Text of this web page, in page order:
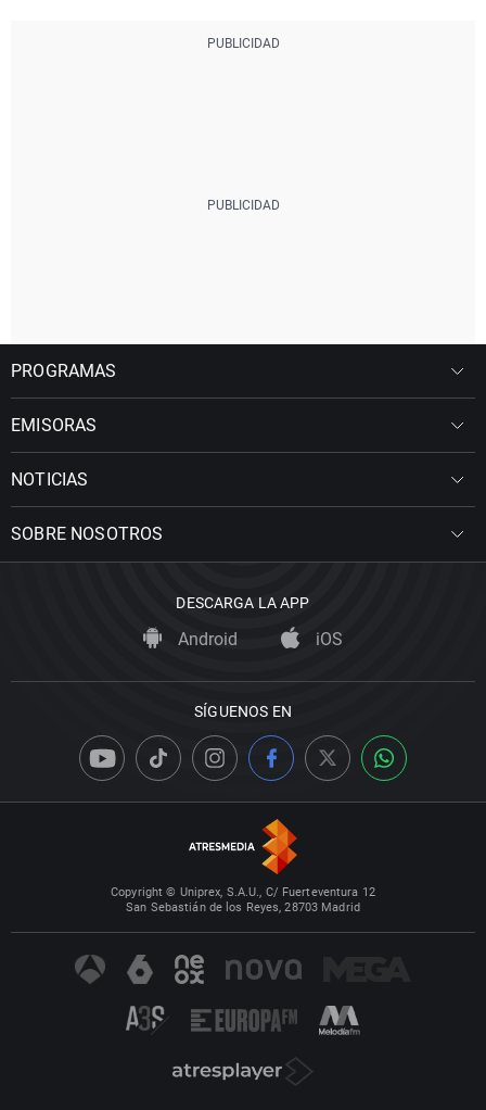
PROGRAMAS
EMISORAS
NOTICIAS
SOBRE NOSOTROS
DESCARGA LA APP
Android iOS
SÍGUENOS EN
Copyright © Uniprex, S.A.U., C/ Fuerteventura 12
San Sebastián de los Reyes, 28703 Madrid